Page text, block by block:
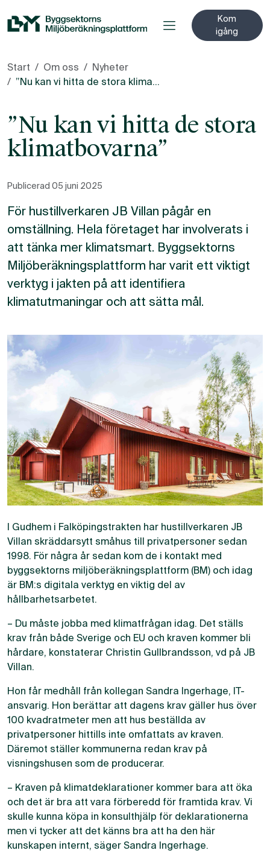
Till innehåll på sidan
Kom
igång
Start Om oss
Nyheter
”Nu kan vi hitta de stora klimatbovarna”
”Nu kan vi hitta de stora
klimatbovarna”
Publicerad 05 juni 2025
För hustillverkaren JB Villan pågår en
omställning. Hela företaget har involverats i
att tänka mer klimatsmart. Byggsektorns
Miljöberäkningsplattform har varit ett viktigt
verktyg i jakten på att identifiera
klimatutmaningar och att sätta mål.
I Gudhem i Falköpingstrakten har hustillverkaren JB
Villan skräddarsytt småhus till privatpersoner sedan
1998. För några år sedan kom de i kontakt med
byggsektorns miljöberäkningsplattform (BM) och idag
är BM:s digitala verktyg en viktig del av
hållbarhetsarbetet.
– Du måste jobba med klimatfrågan idag. Det ställs
krav från både Sverige och EU och kraven kommer bli
hårdare, konstaterar Christin Gullbrandsson, vd på JB
Villan.
Hon får medhåll från kollegan Sandra Ingerhage, IT-
ansvarig. Hon berättar att dagens krav gäller hus över
100 kvadratmeter men att hus beställda av
privatpersoner hittills inte omfattats av kraven.
Däremot ställer kommunerna redan krav på
visningshusen som de producerar.
– Kraven på klimatdeklarationer kommer bara att öka
och det är bra att vara förberedd för framtida krav. Vi
skulle kunna köpa in konsulthjälp för deklarationerna
men vi tycker att det känns bra att ha den här
kunskapen internt, säger Sandra Ingerhage.